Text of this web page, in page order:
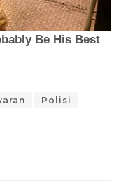
Polisi